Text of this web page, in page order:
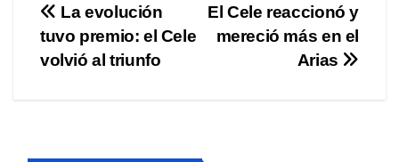
Navegación
de
El Cele reaccionó y
mereció más en el
Arias
La evolución
tuvo premio: el Cele
volvió al triunfo